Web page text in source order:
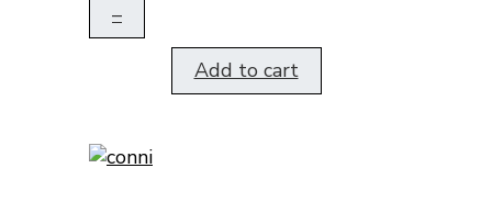
–
Add to cart